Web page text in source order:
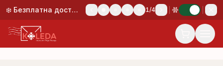
Към основното съдържание
❄️ Безплатна доставка при поръчка над 50,00 €! 1/4